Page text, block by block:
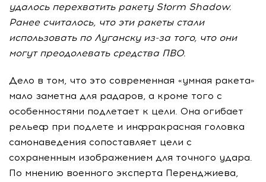
удалось перехватить ракету Storm Shadow.
Ранее считалось, что эти ракеты стали
использовать по Луганску из-за того, что они
могут преодолевать средства ПВО.
Дело в том, что это современная «умная ракета»
мало заметна для радаров, а кроме того с
особенностями подлетает к цели. Она огибает
рельеф при подлете и инфракрасная головка
самонаведения сопоставляет цели с
сохраненным изображением для точного удара.
По мнению военного эксперта Перенджиева,